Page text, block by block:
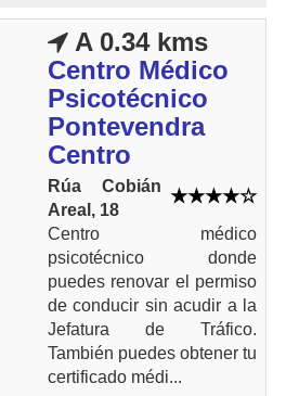
A 0.34 kms
Centro Médico
Psicotécnico
Pontevendra
Centro
Rúa Cobián
Areal, 18
Centro médico
psicotécnico donde
puedes renovar el permiso
de conducir sin acudir a la
Jefatura de Tráfico.
También puedes obtener tu
certificado médi...